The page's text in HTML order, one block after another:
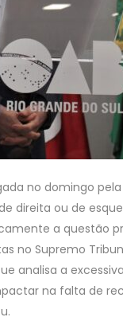
no domingo pela
direita ou de
a questão
no Supremo
analisa a
na falta de